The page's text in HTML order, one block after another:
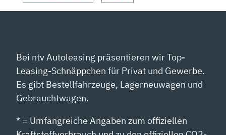
Bei ntv Autoleasing präsentieren wir Top-
Leasing-Schnäppchen für Privat und Gewerbe.
Es gibt Bestellfahrzeuge, Lagerneuwagen und
Gebrauchtwagen.
* = Umfangreiche Angaben zum offiziellen